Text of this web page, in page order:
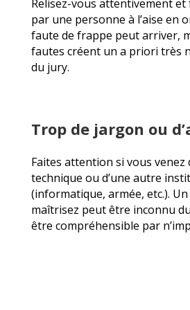
Relisez-vous attentivement
par une personne à l’aise en
faute de frappe peut arriver,
fautes créent un a priori très
du jury.
Trop de jargon ou
Faites attention si vous venez
technique ou d’une autre
(informatique, armée, etc.).
maîtrisez peut être inconnu
être compréhensible par